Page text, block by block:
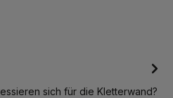
sich für die Kletterwand?